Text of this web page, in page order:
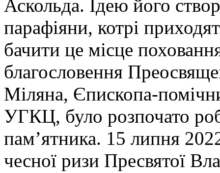
Аскольда. Ідею його
парафіяни, котрі
бачити це місце
благословення
Міляна, Єпископа-
УГКЦ, було розпочато
пам’ятника. 15 липня
чесної ризи Пресвятої